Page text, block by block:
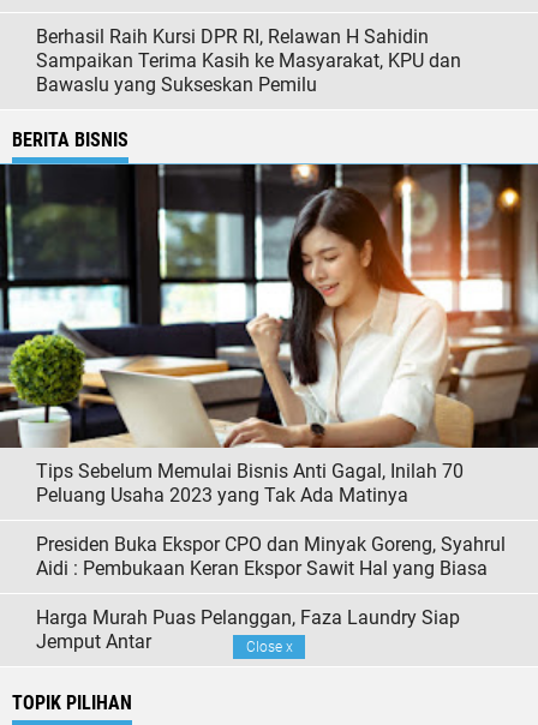
Berhasil Raih Kursi DPR RI, Relawan H Sahidin
Sampaikan Terima Kasih ke Masyarakat, KPU dan
Bawaslu yang Sukseskan Pemilu
BERITA BISNIS
Tips Sebelum Memulai Bisnis Anti Gagal, Inilah 70
Peluang Usaha 2023 yang Tak Ada Matinya
Presiden Buka Ekspor CPO dan Minyak Goreng, Syahrul
Aidi : Pembukaan Keran Ekspor Sawit Hal yang Biasa
Harga Murah Puas Pelanggan, Faza Laundry Siap
Jemput Antar
TOPIK PILIHAN
Close x